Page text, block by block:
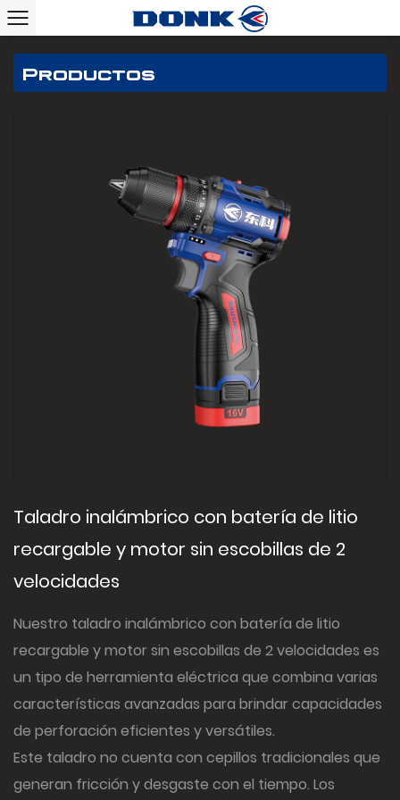
Productos
Taladro inalámbrico con batería de litio
recargable y motor sin escobillas de 2
velocidades
Nuestro taladro inalámbrico con batería de litio
recargable y motor sin escobillas de 2 velocidades es
un tipo de herramienta eléctrica que combina varias
características avanzadas para brindar capacidades
de perforación eficientes y versátiles.
Este taladro no cuenta con cepillos tradicionales que
generan fricción y desgaste con el tiempo. Los